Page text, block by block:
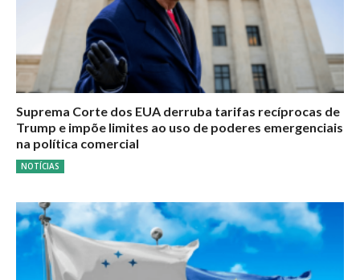
Suprema Corte dos EUA derruba tarifas recíprocas de
Trump e impõe limites ao uso de poderes emergenciais
na política comercial
NOTÍCIAS